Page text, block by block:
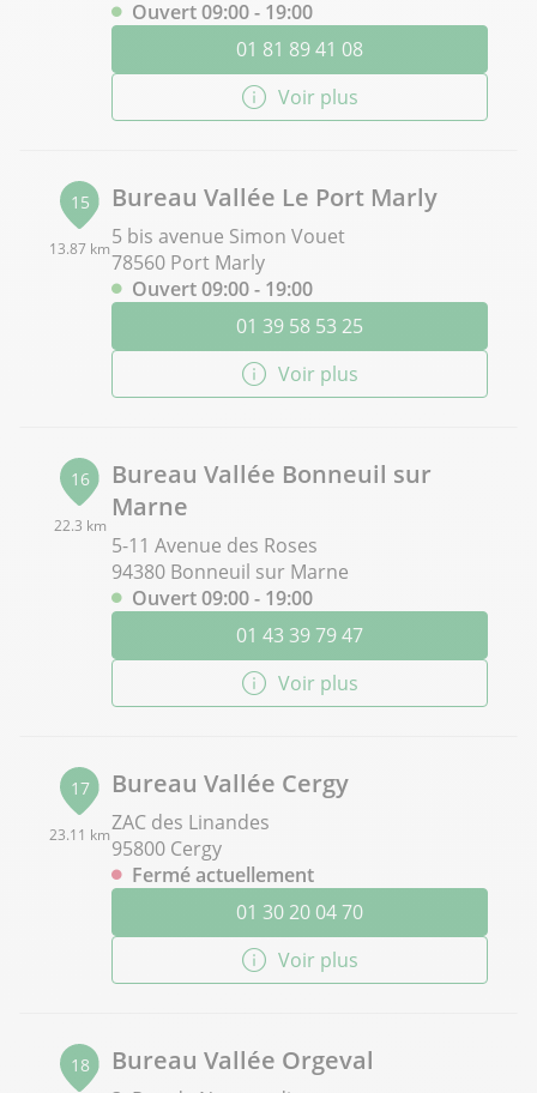
Ouvert 09:00 - 19:00
01 81 89 41 08
Voir plus
15
13.87 km
Bureau Vallée Le Port Marly
5 bis avenue Simon Vouet
78560 Port Marly
Ouvert 09:00 - 19:00
01 39 58 53 25
Voir plus
16
22.3 km
Bureau Vallée Bonneuil sur
Marne
5-11 Avenue des Roses
94380 Bonneuil sur Marne
Ouvert 09:00 - 19:00
01 43 39 79 47
Voir plus
17
23.11 km
Bureau Vallée Cergy
ZAC des Linandes
95800 Cergy
Fermé actuellement
01 30 20 04 70
Voir plus
18 Bureau Vallée Orgeval